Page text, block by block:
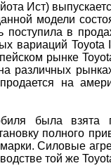
Ист)
модели
поступила в
вариаций
рынке
различных
на
была взята
полного
Силовые
той же